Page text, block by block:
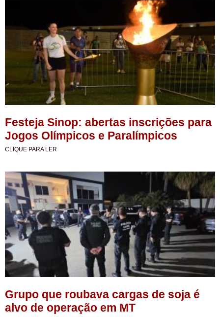
Festeja Sinop: abertas inscrições para
Jogos Olímpicos e Paralímpicos
CLIQUE PARA LER
Grupo que roubava cargas de soja é
alvo de operação em MT